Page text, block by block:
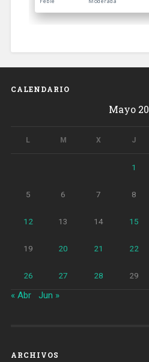
CALENDARIO
Mayo
L M X J
1
5 6 7 8
12 13 14 15
19 20 21 22
26 27 28 29
« Abr Jun »
ARCHIVOS